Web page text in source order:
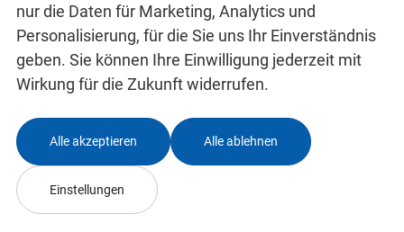
Skoda Fabia
Selection ACC+SHZ+KAMERA+PDC+LED
Fahrzeugnr. 24993096 Getriebe
Kraftstoff Benzin Außenfarbe
Leistung 85 kW (116 PS)
10.09.2025
nur die Daten für Marketing, Analytics und
Personalisierung, für die Sie uns Ihr Einverständnis
geben. Sie können Ihre Einwilligung jederzeit mit
Wirkung für die Zukunft widerrufen.
Alle akzeptieren Alle ablehnen
Einstellungen